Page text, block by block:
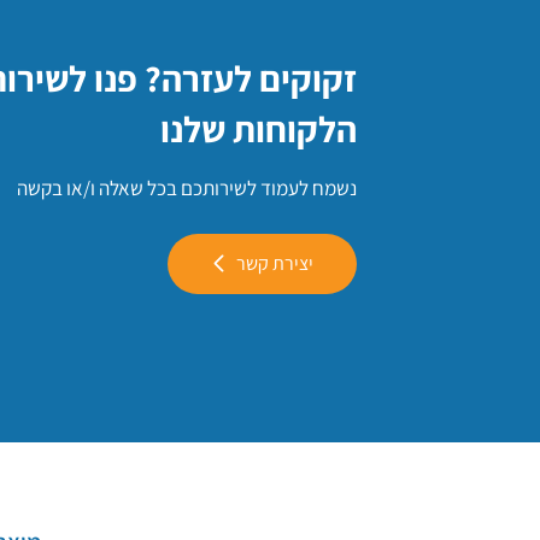
זקוקים לעזרה? פנו
הלקוחות שלנו
נשמח לעמוד לשירותכם בכל שאלה ו/או בקשה
יצירת קשר